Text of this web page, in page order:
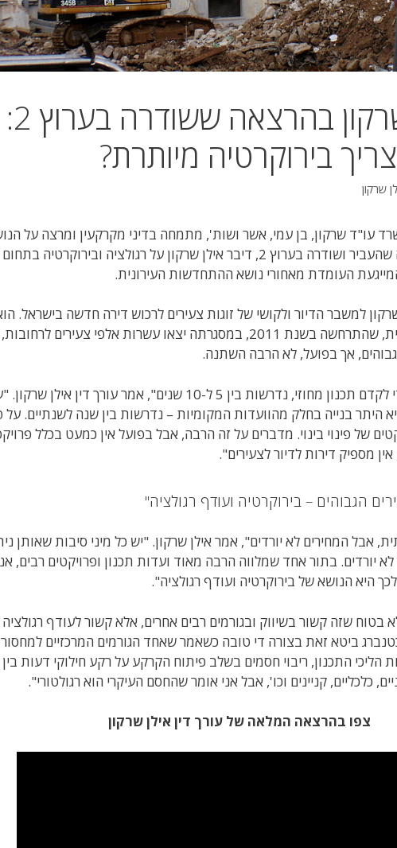
עו"ד אילן שרקון בהרצאה ששודרה בערוץ 2:
בירוקרטיה מיותרת?
שרקון
עו"ד שרקון, בן עמי, אשר ושות', מתמחה בדיני מקרקעין ומרצה על
במקומות רבים. בהרצאה שהעביר ושודרה בערוץ 2, דיבר אילן שרקון על רגולציה ובירוקרטיה
העומדת מאחורי נושא ההתחדשות העירונית.
למשבר הדיור ולקושי של זוגות צעירים לרכוש דירה חדשה בישראל.
דיבר על המחאה החברתית, שהתרחשה בשנת 2011, במסגרתה יצאו עשרות אלפי צעירים
אך בפועל, לא הרבה השתנה.
"על פי מבחן התוצאה כדי לקדם תכנון מחוזי, נדרשות בין 5 ל-10 שנים", אמר עורך דין אילן
היתר בנייה בחלק מהוועדות המקומיות – נדרשות בין שנה לשנתיים. על
של פינוי בינוי. מדברים על זה הרבה, אבל בפועל אין כמעט בכלל
מספיק דירות לדיור לצעירים".
הגבוהים – בירוקרטיה ועודף רגולציה"
אבל המחירים לא יורדים", אמר אילן שרקון. "יש כל מיני סיבות שאותן
לא יורדים. בתור אחד שמלווה הרבה מאוד ועדות תכנון ופרויקטים רבים,
היא הנושא של בירוקרטיה ועודף רגולציה".
בטוח שזה קשור בשיווק ובגורמים רבים אחרים, אלא קשור לעודף רגולציה
ביטא זאת בצורה די טובה כשאמר שאחד הגורמים המרכזיים
הליכי התכנון, ריבוי חסמים בשלב פיתוח הקרקע על רקע חילוקי דעות בין
כלכליים, קניינים וכו', אבל אני אומר שהחסם העיקרי הוא רגולטורי".
צפו בהרצאה המלאה של עורך דין אילן שרקון